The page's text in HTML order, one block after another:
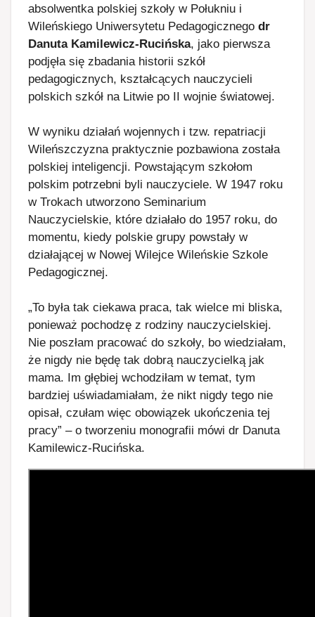
absolwentka polskiej szkoły w Połukniu i
Wileńskiego Uniwersytetu Pedagogicznego dr
Danuta Kamilewicz-Rucińska, jako pierwsza
podjęła się zbadania historii szkół
pedagogicznych, kształcących nauczycieli
polskich szkół na Litwie po II wojnie światowej.
W wyniku działań wojennych i tzw. repatriacji
Wileńszczyzna praktycznie pozbawiona została
polskiej inteligencji. Powstającym szkołom
polskim potrzebni byli nauczyciele. W 1947 roku
w Trokach utworzono Seminarium
Nauczycielskie, które działało do 1957 roku, do
momentu, kiedy polskie grupy powstały w
działającej w Nowej Wilejce Wileńskie Szkole
Pedagogicznej.
„To była tak ciekawa praca, tak wielce mi bliska,
ponieważ pochodzę z rodziny nauczycielskiej.
Nie poszłam pracować do szkoły, bo wiedziałam,
że nigdy nie będę tak dobrą nauczycielką jak
mama. Im głębiej wchodziłam w temat, tym
bardziej uświadamiałam, że nikt nigdy tego nie
opisał, czułam więc obowiązek ukończenia tej
pracy” – o tworzeniu monografii mówi dr Danuta
Kamilewicz-Rucińska.